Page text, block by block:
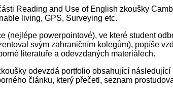
Reading and Use of English zkoušky
living, GPS, Surveying etc.
(nejlépe powerpointové), ve které student
svým zahraničním kolegům), popíše
literatuře a odevzdaných materiálech.
odevzdá portfolio obsahující
článku, který přečetl, seznam